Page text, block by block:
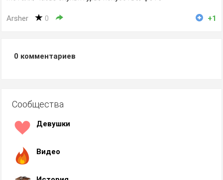
Arsher 0 +1
0 комментариев
Сообщества
Девушки
Видео